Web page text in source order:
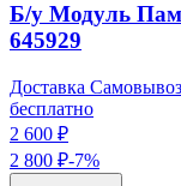
Б/у Модуль
645929
Доставка
бесплатно
2 600 ₽
2 800 ₽-7%